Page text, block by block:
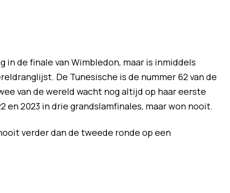
in de finale van Wimbledon, maar is inmiddels
De Tunesische is de nummer 62 van de
van de wereld wacht nog altijd op haar eerste
en 2023 in drie grandslamfinales, maar won nooit.
verder dan de tweede ronde op een